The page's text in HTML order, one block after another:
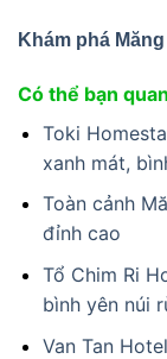
Khám phá
Có thể bạn
Toki
xanh mát,
Toàn cảnh
đỉnh cao
Tổ Chim Ri
bình yên núi
Van Tan